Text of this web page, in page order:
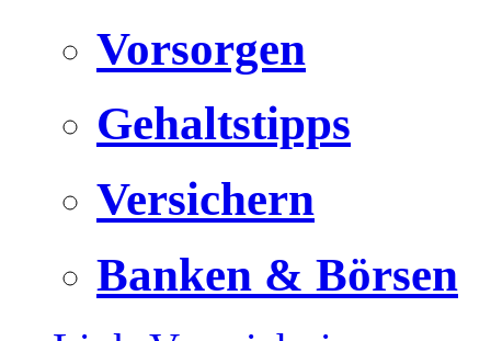
Vorsorgen
Gehaltstipps
Versichern
Banken & Börsen